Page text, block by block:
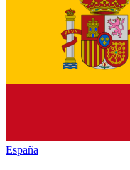
España